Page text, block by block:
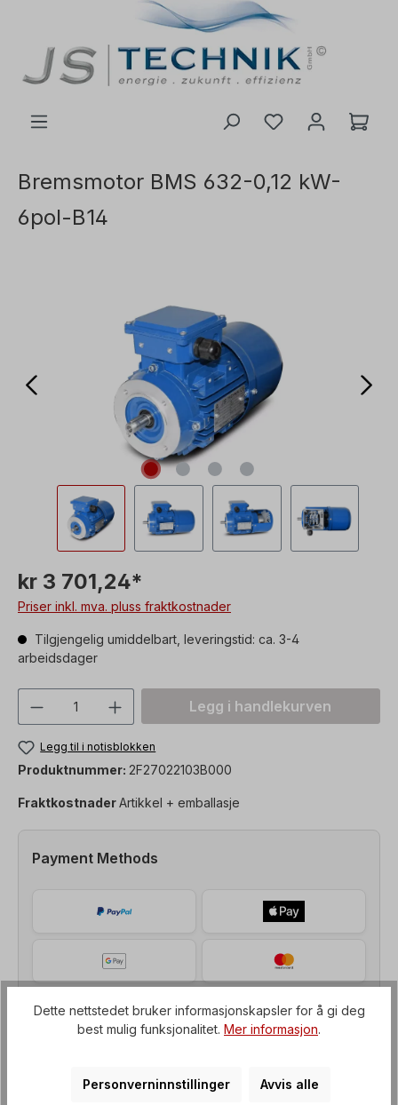
Bremsmotor BMS 632-0,12 kW-
6pol-B14
kr 3 701,24*
Priser inkl. mva. pluss fraktkostnader
Tilgjengelig umiddelbart, leveringstid: ca. 3-4
arbeidsdager
Produktmengde: Skriv inn ønsket
Legg i handlekurven
Legg til i notisblokken
Produktnummer: 2F27022103B000
FraktkostnaderArtikkel + emballasje
Payment Methods
Dette nettstedet bruker informasjonskapsler for å gi deg
best mulig funksjonalitet. Mer informasjon.
Personverninnstillinger Avvis alle